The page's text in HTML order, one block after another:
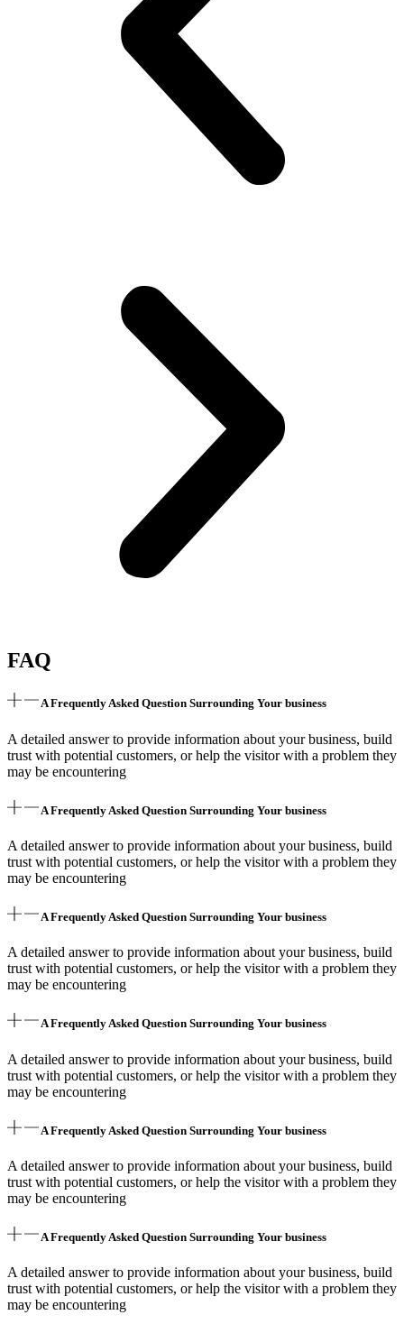
FAQ
A Frequently Asked Question Surrounding Your business
A detailed answer to provide information about your business, build
trust with potential customers, or help the visitor with a problem they
may be encountering
A Frequently Asked Question Surrounding Your business
A detailed answer to provide information about your business, build
trust with potential customers, or help the visitor with a problem they
may be encountering
A Frequently Asked Question Surrounding Your business
A detailed answer to provide information about your business, build
trust with potential customers, or help the visitor with a problem they
may be encountering
A Frequently Asked Question Surrounding Your business
A detailed answer to provide information about your business, build
trust with potential customers, or help the visitor with a problem they
may be encountering
A Frequently Asked Question Surrounding Your business
A detailed answer to provide information about your business, build
trust with potential customers, or help the visitor with a problem they
may be encountering
A Frequently Asked Question Surrounding Your business
A detailed answer to provide information about your business, build
trust with potential customers, or help the visitor with a problem they
may be encountering